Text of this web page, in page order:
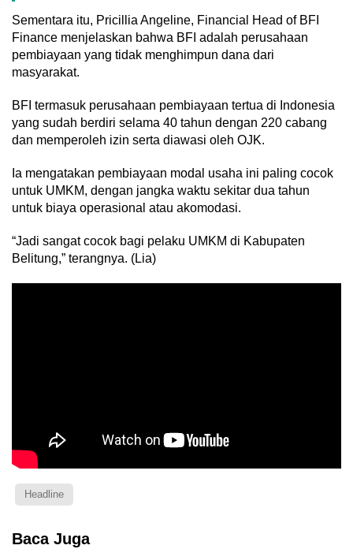
Sementara itu, Pricillia Angeline, Financial Head of BFI
Finance menjelaskan bahwa BFI adalah perusahaan
pembiayaan yang tidak menghimpun dana dari
masyarakat.
BFI termasuk perusahaan pembiayaan tertua di Indonesia
yang sudah berdiri selama 40 tahun dengan 220 cabang
dan memperoleh izin serta diawasi oleh OJK.
Ia mengatakan pembiayaan modal usaha ini paling cocok
untuk UMKM, dengan jangka waktu sekitar dua tahun
untuk biaya operasional atau akomodasi.
“Jadi sangat cocok bagi pelaku UMKM di Kabupaten
Belitung,” terangnya. (Lia)
Headline
Baca Juga